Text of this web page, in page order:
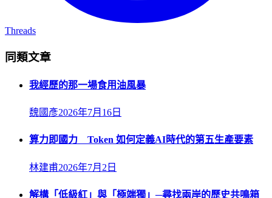
Threads
同類文章
我經歷的那一場食用油風暴
魏國彥2026年7月16日
算力即國力 Token 如何定義AI時代的第五生產要素
林建甫2026年7月2日
解構「低級紅」與「極端獨」─尋找兩岸的歷史共鳴箱